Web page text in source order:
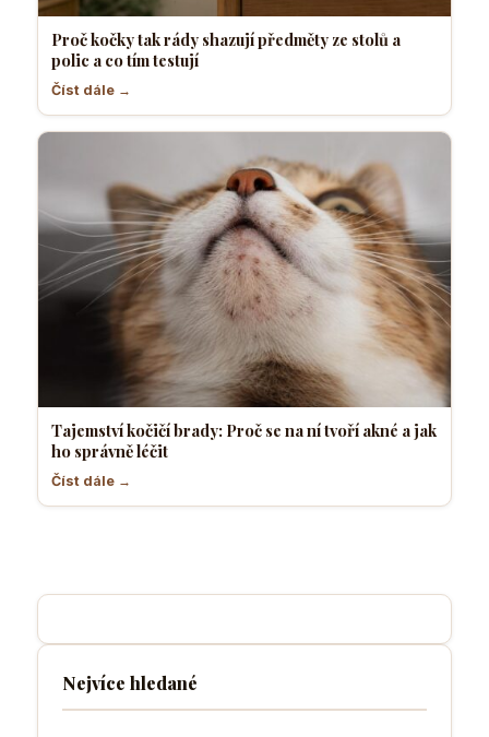
Proč kočky tak rády shazují předměty ze stolů a
polic a co tím testují
Číst dále →
Tajemství kočičí brady: Proč se na ní tvoří akné a jak
ho správně léčit
Číst dále →
Nejvíce hledané